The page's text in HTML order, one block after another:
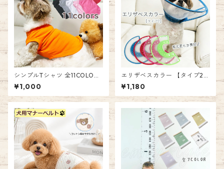
シンプルTシャツ 全11COLOR
カジュアル カラフル かわいい
つなぎ 犬 服 ペット 薄手 女の
子 男の子 エミリースタイル e
¥1,000
エリザベスカラー 【タイプ2】
プラスチック製 クリア 軽量 犬
猫 ペット 防護具 術後 介護 怪
我 簡単装着 傷舐め防止 ボタン
ル emilystyle
¥1,180